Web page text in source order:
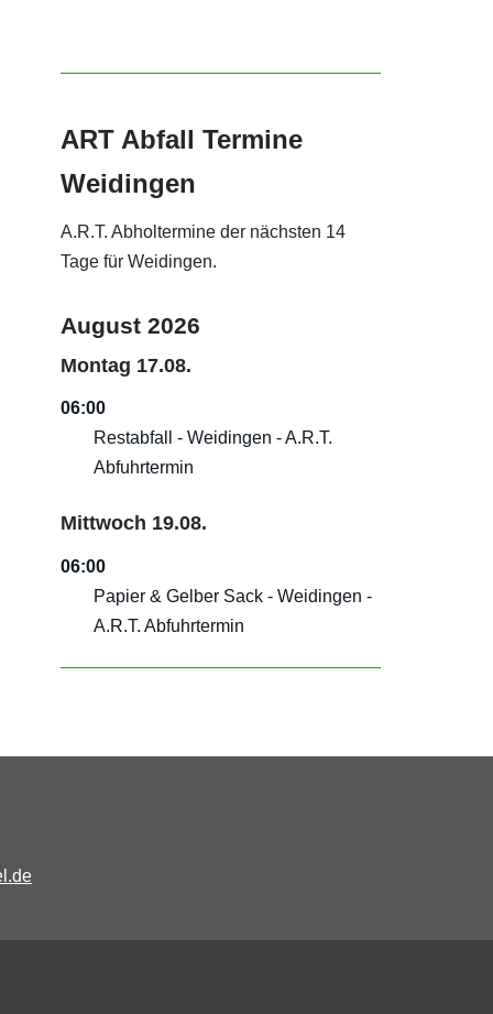
ART Abfall Termine
Weidingen
A.R.T. Abholtermine der nächsten 14
Tage für Weidingen.
August 2026
Montag 17.08.
06:00
Restabfall - Weidingen - A.R.T.
Abfuhrtermin
Mittwoch 19.08.
06:00
Papier & Gelber Sack - Weidingen -
A.R.T. Abfuhrtermin